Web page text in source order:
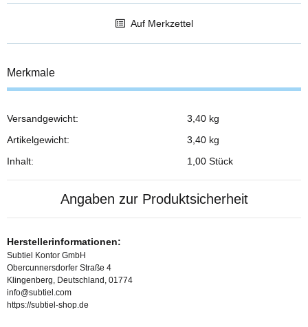
Auf Merkzettel
Merkmale
Produkteigenschaft
Wert
Versandgewicht:
3,40 kg
Artikelgewicht:
3,40 kg
Inhalt:
1,00 Stück
Angaben zur Produktsicherheit
Herstellerinformationen:
Subtiel Kontor GmbH
Obercunnersdorfer Straße 4
Klingenberg, Deutschland, 01774
info@subtiel.com
https://subtiel-shop.de